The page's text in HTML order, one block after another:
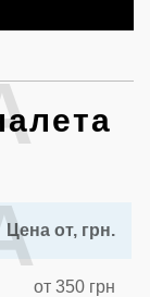
Цена от, грн.
от 350 грн